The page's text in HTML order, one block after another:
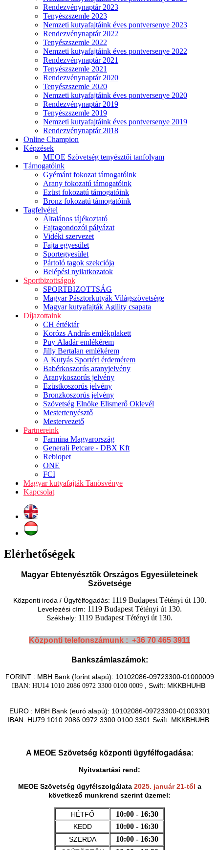
Rendezvénynaptár 2023
Tenyészszemle 2023
Nemzeti kutyafajtáink éves pontversenye 2023
Rendezvénynaptár 2022
Tenyészszemle 2022
Nemzeti kutyafajtáink éves pontversenye 2022
Rendezvénynaptár 2021
Tenyészszemle 2021
Rendezvénynaptár 2020
Tenyészszemle 2020
Nemzeti kutyafajtáink éves pontversenye 2020
Rendezvénynaptár 2019
Tenyészszemle 2019
Nemzeti kutyafajtáink éves pontversenye 2019
Rendezvénynaptár 2018
Online Champion
Képzések
MEOE Szövetség tenyésztői tanfolyam
Támogatóink
Gyémánt fokozat támogatóink
Arany fokozatú támogatóink
Ezüst fokozatú támogatóink
Bronz fokozatú támogatóink
Tagfelvétel
Általános tájékoztató
Fajtagondozói pályázat
Vidéki szervezet
Fajta egyesület
Sportegyesület
Pártoló tagok szekciója
Belépési nyilatkozatok
Sportbizottságok
SPORTBIZOTTSÁG
Magyar Pásztorkutyák Világszövetsége
Magyar kutyafajták Agility csapata
Díjazottaink
CH értéktár
Korózs András emlékplakett
Puy Aladár emlékérem
Jilly Bertalan emlékérem
A Kutyás Sportért érdemérem
Babérkoszorús aranyjelvény
Aranykoszorús jelvény
Ezüstkoszorús jelvény
Bronzkoszorús jelvény
Szövetség Elnöke Elismerő Oklevél
Mestertenyésztő
Mestervezető
Partnereink
Farmina Magyarország
Generali Petcare - DBX Kft
Rebiopet
ONE
FCI
Magyar kutyafajták Tanösvénye
Kapcsolat
Elérhetőségek
Magyar Ebtenyésztők Országos Egyesületeinek
Szövetsége
Központi iroda / Ügyfélfogadás: 1119 Budapest Tétényi út 130.
Levelezési cím: 1119 Budapest Tétényi út 130.
Székhely: 1119 Budapest Tétényi út 130.
Központi telefonszámunk : +36 70 465 3911
Bankszámlaszámok:
FORINT : MBH Bank (forint alapú): 10102086-09723300-01000009
IBAN: HU14 1010 2086 0972 3300 0100 0009 , Swift: MKKBHUHB
EURO : MBH Bank (euró alapú): 10102086-09723300-01003301
IBAN: HU79 1010 2086 0972 3300 0100 3301 Swift: MKKBHUHB
A MEOE Szövetség központi ügyfélfogadása:
Nyitvatartási rend:
MEOE Szövetség ügyfélszolgálata 2025. január 21-től a
következő munkrend szerint üzemel:
HÉTFŐ 10:00 - 16:30
KEDD 10:00 - 16:30
SZERDA 10:00 - 16:30